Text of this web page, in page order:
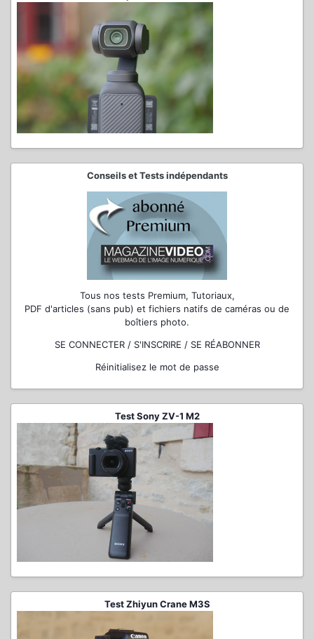
Conseils et Tests indépendants
Tous nos tests Premium, Tutoriaux,
PDF d'articles (sans pub) et fichiers natifs de caméras ou de
boîtiers photo.
SE CONNECTER / S'INSCRIRE / SE RÉABONNER
Réinitialisez le mot de passe
Test Sony ZV-1 M2
Test Zhiyun Crane M3S